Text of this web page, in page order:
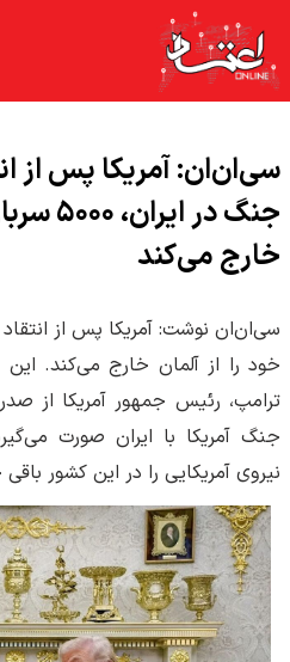
سی‌ان‌ان: آمریکا پس از
جنگ در
خارج می‌کند
خود را از آلمان خارج می‌کند. این
ترامپ، رئیس جمهور آمریکا از
نیروی آمریکایی را در این کشور